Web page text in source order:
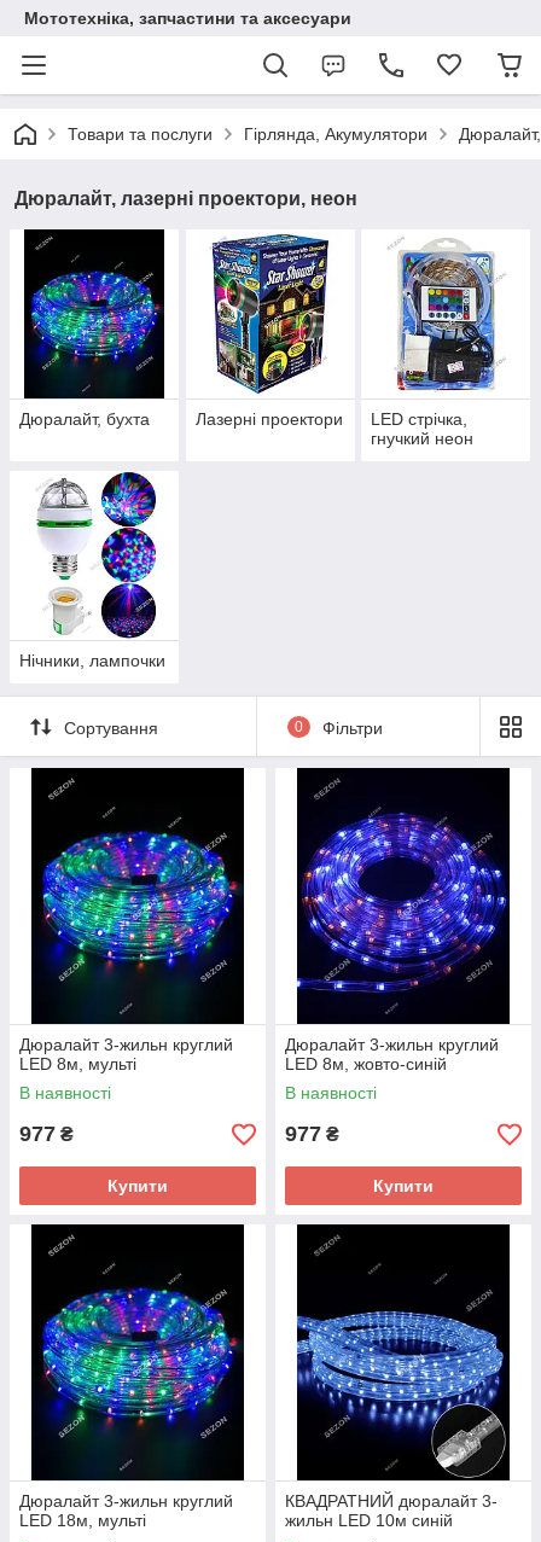
Мототехніка, запчастини та аксесуари
Товари та послуги Гірлянда, Акумулятори
Дюралайт, лазерні проектори, неон
Дюралайт, бухта Лазерні проектори
LED стрічка,
гнучкий неон
Нічники, лампочки
Сортування 0 Фільтри
Дюралайт 3-жильн круглий
LED 8м, мульті
В наявності
977 ₴
Купити
Дюралайт 3-жильн круглий
LED 8м, жовто-синій
В наявності
977 ₴
Купити
Дюралайт 3-жильн круглий
LED 18м, мульті
КВАДРАТНИЙ дюралайт 3-
жильн LED 10м синій